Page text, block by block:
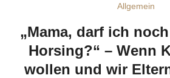
Allgemein
„Mama, darf ich
Horsing?“ – Wenn
wollen und wir